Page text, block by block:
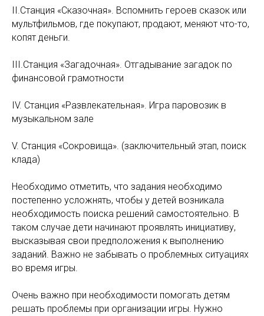
II.Станция «Сказочная». Вспомнить героев сказок или
мультфильмов, где покупают, продают, меняют что-то,
копят деньги.
III.Станция «Загадочная». Отгадывание загадок по
финансовой грамотности
IV. Станция «Развлекательная». Игра паровозик в
музыкальном зале
V. Станция «Сокровища». (заключительный этап, поиск
клада)
Необходимо отметить, что задания необходимо
постепенно усложнять, чтобы у детей возникала
необходимость поиска решений самостоятельно. В
таком случае дети начинают проявлять инициативу,
высказывая свои предположения к выполнению
заданий. Важно не забывать о проблемных ситуациях
во время игры.
Очень важно при необходимости помогать детям
решать проблемы при организации игры. Нужно